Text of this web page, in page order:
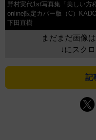
野村実代1st写真集「美しい方
online限定カバー版（C）
下田直樹
まだまだ画像
↓にスク
記